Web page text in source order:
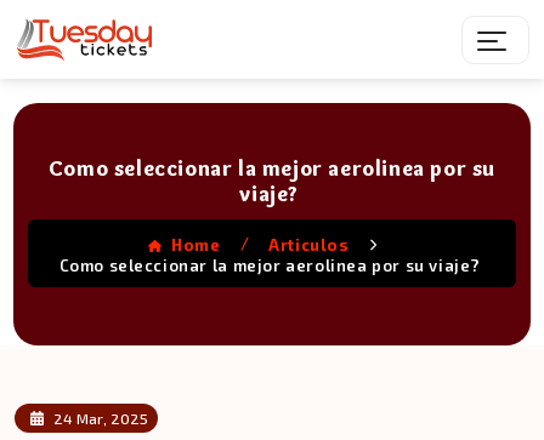
Como seleccionar la mejor aerolinea por su
viaje?
Home /
Articulos
Como seleccionar la mejor aerolinea por su viaje?
24 Mar, 2025